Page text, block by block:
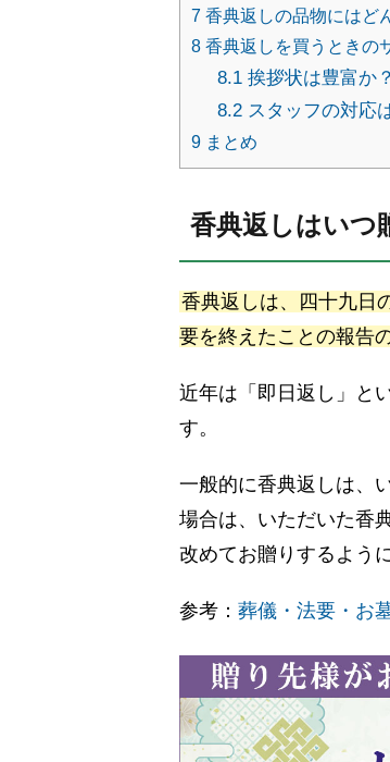
7 香典返しの品物にはど
8 香典返しを買うときの
8.1挨拶状は豊富か？
8.2スタッフの対応
9 まとめ
香典返しはいつ
香典返しは、四十九日
要を終えたことの報告
近年は「即日返し」と
す。
一般的に香典返しは、
場合は、いただいた香
改めてお贈りするよう
参考： 葬儀・法要・お